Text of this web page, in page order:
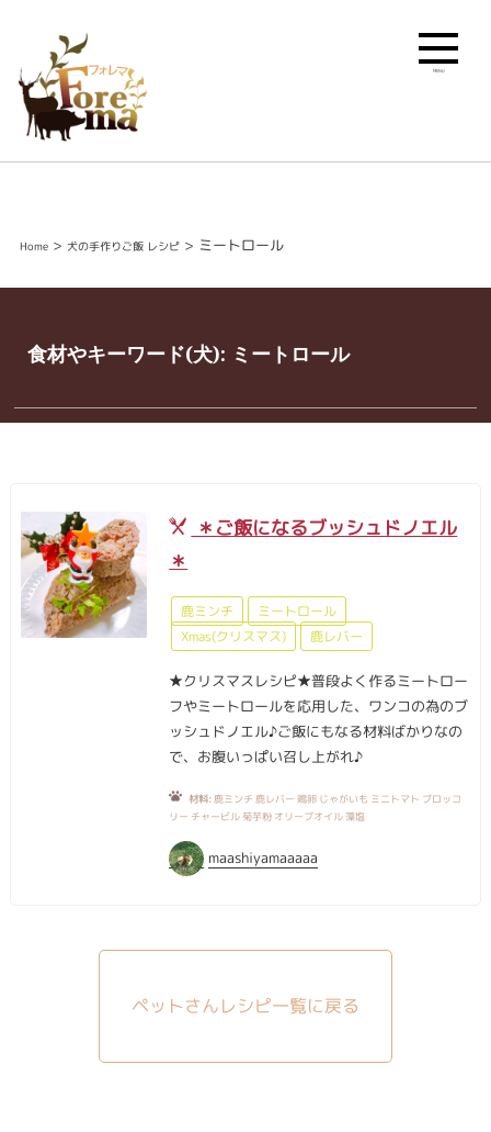
Home> 犬の手作りご飯 レシピ> ミートロール
食材やキーワード(犬): ミートロール
＊ご飯になるブッシュドノエル
＊
鹿ミンチ
ミートロール
Xmas(クリスマス)
鹿レバー
★クリスマスレシピ★普段よく作るミートロー
フやミートロールを応用した、ワンコの為のブ
ッシュドノエル♪ご飯にもなる材料ばかりなの
で、お腹いっぱい召し上がれ♪
材料:鹿ミンチ 鹿レバー 鶏卵 じゃがいも ミニトマト ブロッコ
リー チャービル 菊芋粉 オリーブオイル 藻塩
maashiyamaaaaa
ペットさんレシピ一覧に戻る
MENU